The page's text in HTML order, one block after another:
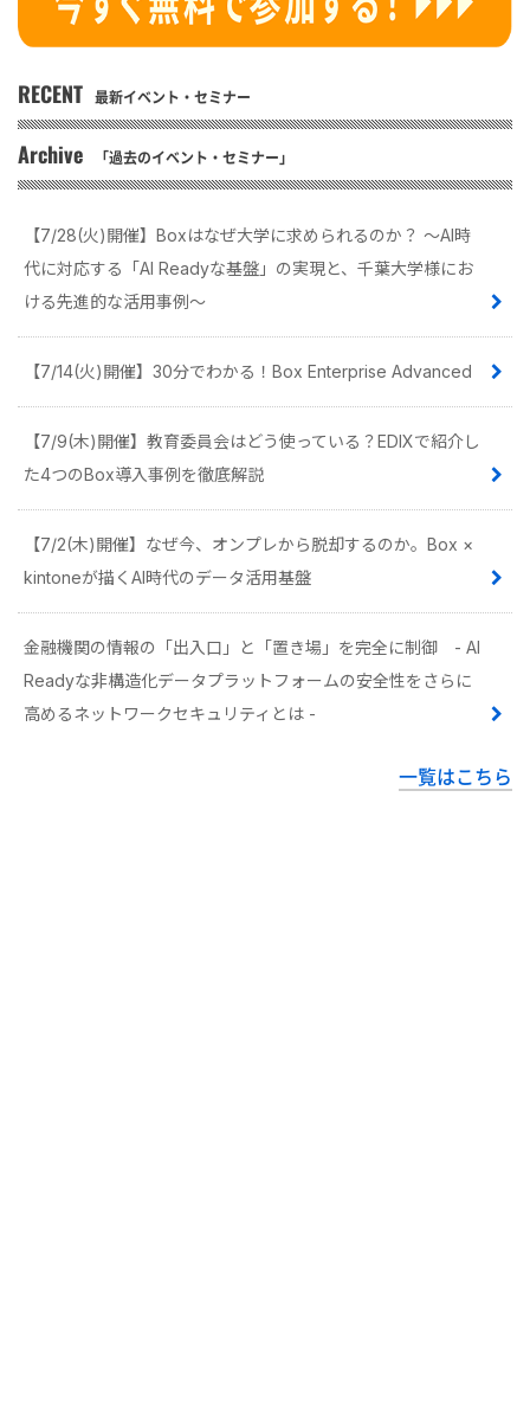
RECENT 最新イベント・セミナー
Archive 「過去のイベント・セミナー」
【7/28(火)開催】Boxはなぜ大学に求められるのか？ 〜AI時
代に対応する「AI Readyな基盤」の実現と、千葉大学様にお
ける先進的な活用事例〜
【7/14(火)開催】30分でわかる！Box Enterprise Advanced
【7/9(木)開催】教育委員会はどう使っている？EDIXで紹介し
た4つのBox導入事例を徹底解説
【7/2(木)開催】なぜ今、オンプレから脱却するのか。Box ×
kintoneが描くAI時代のデータ活用基盤
金融機関の情報の「出入口」と「置き場」を完全に制御 - AI
Readyな非構造化データプラットフォームの安全性をさらに
高めるネットワークセキュリティとは -
一覧はこちら